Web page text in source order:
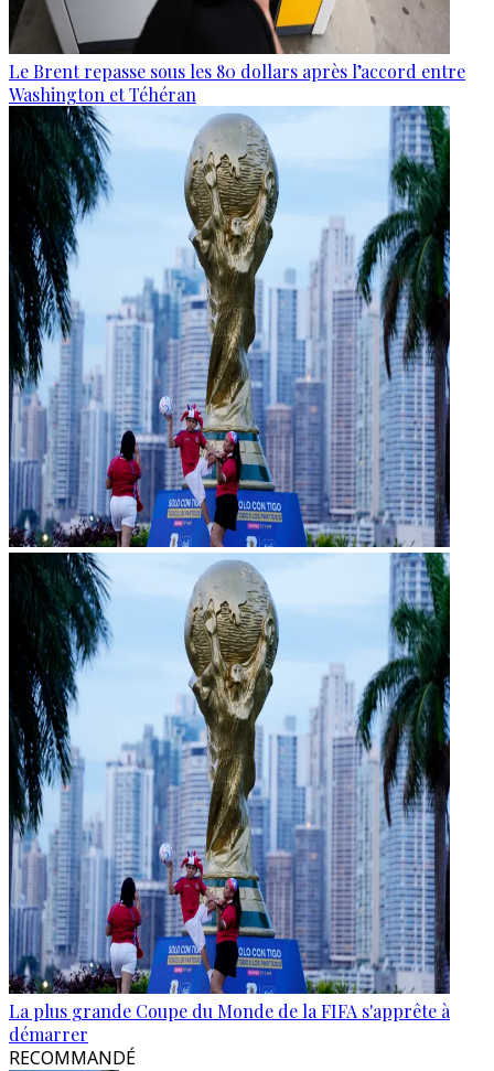
Le Brent repasse sous les 80 dollars après l’accord entre
Washington et Téhéran
La plus grande Coupe du Monde de la FIFA s'apprête à
démarrer
RECOMMANDÉ